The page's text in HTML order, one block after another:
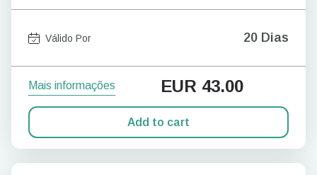
Válido Por 20 Dias
Mais informações EUR 43.00
Add to cart